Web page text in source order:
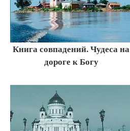
Книга совпадений. Чудеса на
дороге к Богу